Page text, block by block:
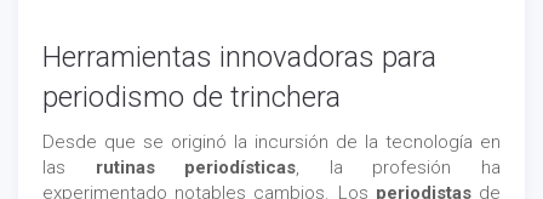
Herramientas innovadoras para
periodismo de trinchera
Desde que se originó la incursión de la tecnología en
las rutinas periodísticas , la profesión ha
experimentado notables cambios. Los periodistasde